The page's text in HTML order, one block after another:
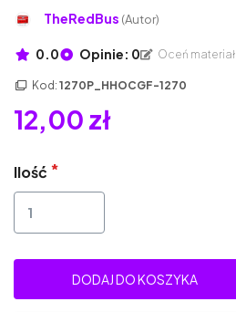
TheRedBus (Autor)
0.0 Opinie: 0 Oceń materiał
Kod:1270P_HHOCGF-1270
12,00 zł
Ilość
DODAJ DO KOSZYKA